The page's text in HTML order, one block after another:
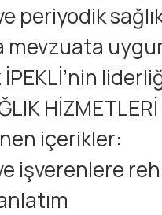
periyodik
mevzuata
İPEKLİ’nin
içerikler:
işverenlere